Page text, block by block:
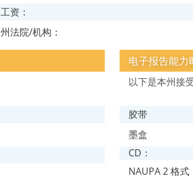
工资：
州法院/机构：
电子报告能力
以下是本州接
胶带
墨盒
CD：
NAUPA 2 格式